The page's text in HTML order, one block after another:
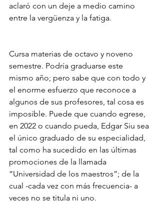
aclaró con un deje a medio camino
entre la vergüenza y la fatiga.
Cursa materias de octavo y noveno
semestre. Podría graduarse este
mismo año; pero sabe que con todo y
el enorme esfuerzo que reconoce a
algunos de sus profesores, tal cosa es
imposible. Puede que cuando egrese,
en 2022 o cuando pueda, Edgar Siu sea
el único graduado de su especialidad,
tal como ha sucedido en las últimas
promociones de la llamada
“Universidad de los maestros”; de la
cual -cada vez con más frecuencia- a
veces no se titula ni uno.